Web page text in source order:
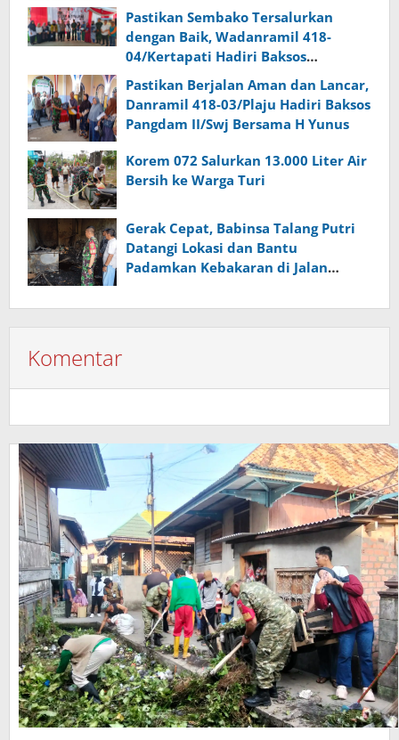
Pastikan Sembako Tersalurkan
dengan Baik, Wadanramil 418-
04/Kertapati Hadiri Baksos
Pangdam II/Swj Bersama H Yunus
Pastikan Berjalan Aman dan Lancar,
Danramil 418-03/Plaju Hadiri Baksos
Pangdam II/Swj Bersama H Yunus
Korem 072 Salurkan 13.000 Liter Air
Bersih ke Warga Turi
Gerak Cepat, Babinsa Talang Putri
Datangi Lokasi dan Bantu
Padamkan Kebakaran di Jalan
Komentar